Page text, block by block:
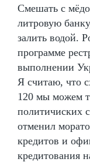
Смешать с
литровую
залить водой.
программе
выполнении
Я считаю, что
120 мы можем
политичиских
отменил
кредитов и
кредитования